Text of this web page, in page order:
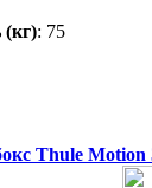
(кг): 75
Thule